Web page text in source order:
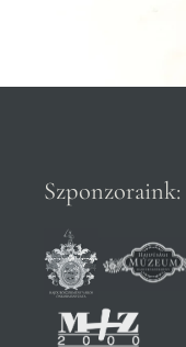
Szponzoraink: